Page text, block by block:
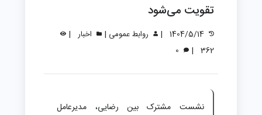
تقویت می‌شود
| روابط عمومی | اخبار |
362
|
نشست مشترک بین رضایی، مدیرعامل